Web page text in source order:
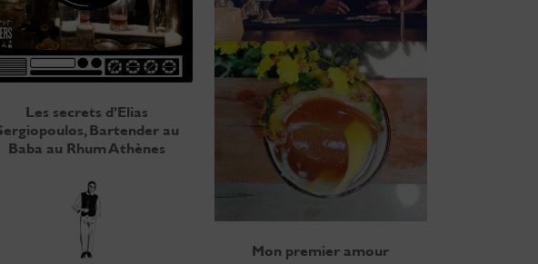
Les secrets d’Elias
Bartender au
Baba au Rhum Athènes
Mon premier amour